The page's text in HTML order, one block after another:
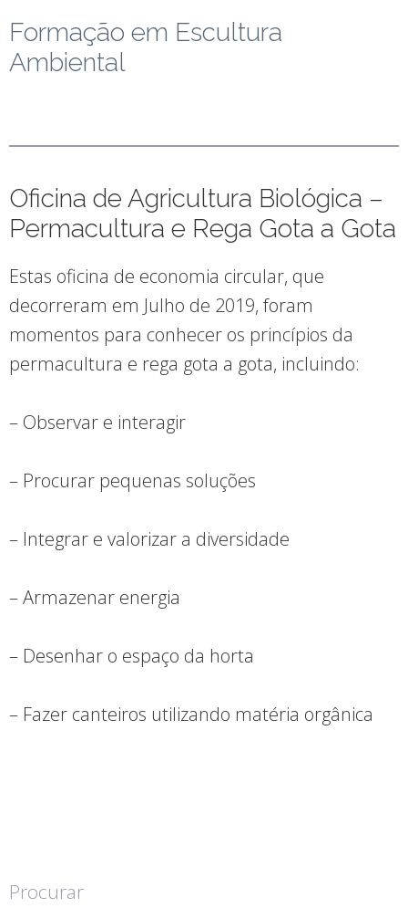
Formação em Escultura
Ambiental
Oficina de Agricultura Biológica –
Permacultura e Rega Gota a Gota
Estas oficina de economia circular, que
decorreram em Julho de 2019, foram
momentos para conhecer os princípios da
permacultura e rega gota a gota, incluindo:
– Observar e interagir
– Procurar pequenas soluções
– Integrar e valorizar a diversidade
– Armazenar energia
– Desenhar o espaço da horta
– Fazer canteiros utilizando matéria orgânica
Procurar